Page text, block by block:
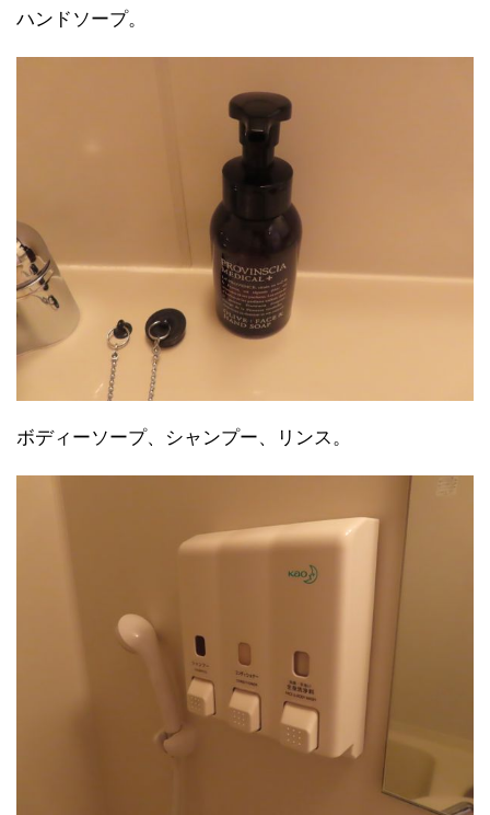
ハンドソープ。
ボディーソープ、シャンプー、リンス。